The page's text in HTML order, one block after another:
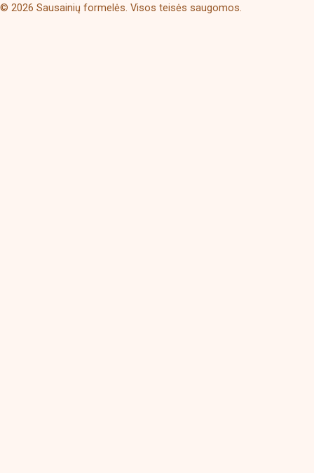
© 2026 Sausainių formelės. Visos teisės saugomos.